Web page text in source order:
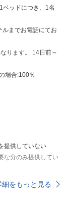
ッドにつき、1名
までお電話にてお
ります。 14日前～
場合:100％
提供していない
な分のみ提供してい
をもっと見る